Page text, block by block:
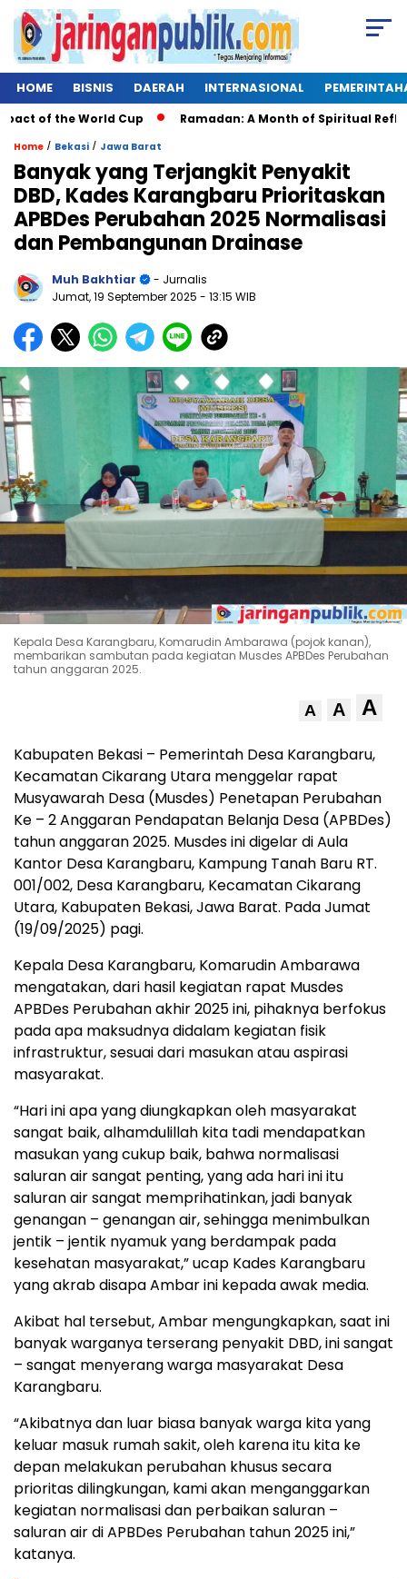
HOME BISNIS DAERAH INTERNASIONAL
the World Cup Ramadan: A Month of Spiritual
Home / Bekasi / Jawa Barat
Banyak yang Terjangkit Penyakit
DBD, Kades Karangbaru Prioritaskan
APBDes Perubahan 2025 Normalisasi
dan Pembangunan Drainase
Muh Bakhtiar
- Jurnalis
Jumat, 19 September 2025 - 13:15 WIB
Kepala Desa Karangbaru, Komarudin Ambarawa (pojok kanan),
membarikan sambutan pada kegiatan Musdes APBDes Perubahan
tahun anggaran 2025.
A A A
Kabupaten Bekasi – Pemerintah Desa Karangbaru,
Kecamatan Cikarang Utara menggelar rapat
Musyawarah Desa (Musdes) Penetapan Perubahan
Ke – 2 Anggaran Pendapatan Belanja Desa (APBDes)
tahun anggaran 2025. Musdes ini digelar di Aula
Kantor Desa Karangbaru, Kampung Tanah Baru RT.
001/002, Desa Karangbaru, Kecamatan Cikarang
Utara, Kabupaten Bekasi, Jawa Barat. Pada Jumat
(19/09/2025) pagi.
Kepala Desa Karangbaru, Komarudin Ambarawa
mengatakan, dari hasil kegiatan rapat Musdes
APBDes Perubahan akhir 2025 ini, pihaknya berfokus
pada apa maksudnya didalam kegiatan fisik
infrastruktur, sesuai dari masukan atau aspirasi
masyarakat.
“Hari ini apa yang diungkapkan oleh masyarakat
sangat baik, alhamdulillah kita tadi mendapatkan
masukan yang cukup baik, bahwa normalisasi
saluran air sangat penting, yang ada hari ini itu
saluran air sangat memprihatinkan, jadi banyak
genangan – genangan air, sehingga menimbulkan
jentik – jentik nyamuk yang berdampak pada
kesehatan masyarakat,” ucap Kades Karangbaru
yang akrab disapa Ambar ini kepada awak media.
Akibat hal tersebut, Ambar mengungkapkan, saat ini
banyak warganya terserang penyakit DBD, ini sangat
– sangat menyerang warga masyarakat Desa
Karangbaru.
“Akibatnya dan luar biasa banyak warga kita yang
keluar masuk rumah sakit, oleh karena itu kita ke
depan melakukan perubahan khusus secara
prioritas dilingkungan, kami akan menganggarkan
kegiatan normalisasi dan perbaikan saluran –
saluran air di APBDes Perubahan tahun 2025 ini,”
katanya.